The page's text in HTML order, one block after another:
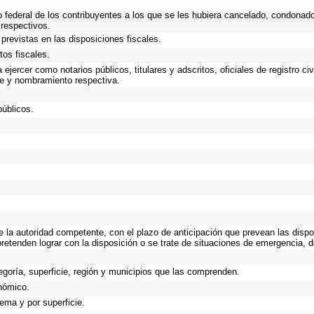
de los contribuyentes a los que se les hubiera cancelado,
en las disposiciones fiscales.
fiscales.
como notarios públicos, titulares y adscritos, oficiales de registro
y nombramiento respectiva.
autoridad competente, con el plazo de anticipación que prevean las
lograr con la disposición o se trate de situaciones de emergencia,
superficie, región y municipios que las comprenden.
y por superficie.